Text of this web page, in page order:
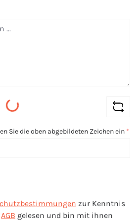
Loading...
Sie die oben abgebildeten Zeichen ein *
zur Kenntnis
AGB gelesen und bin mit ihnen